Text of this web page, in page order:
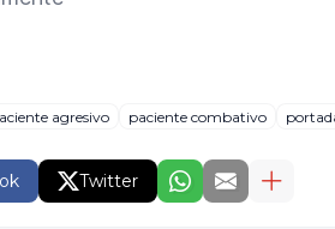
agresivo paciente combativo
Twitter